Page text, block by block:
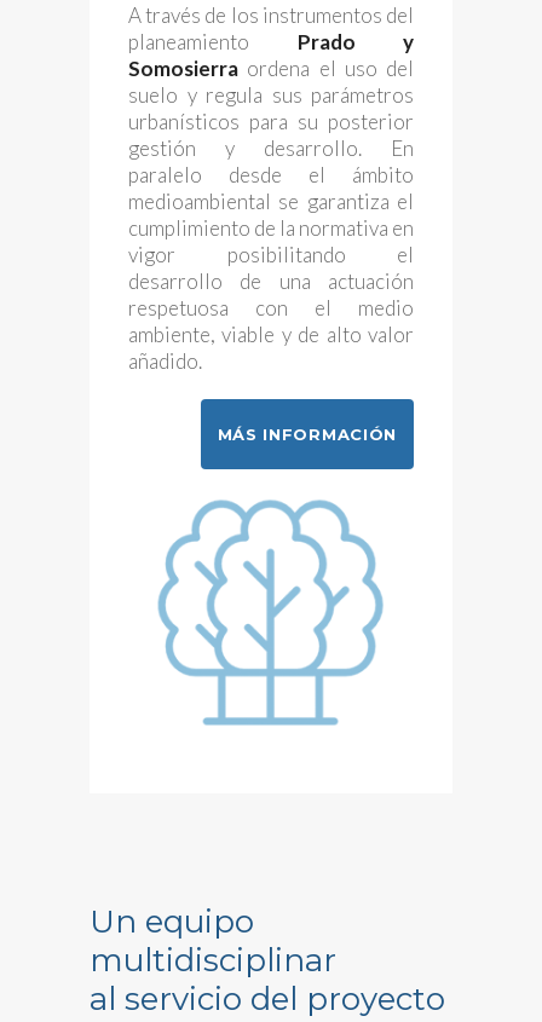
A través de los instrumentos del
planeamiento Prado y
Somosierra ordena el uso del
suelo y regula sus parámetros
urbanísticos para su posterior
gestión y desarrollo. En
paralelo desde el ámbito
medioambiental se garantiza el
cumplimiento de la normativa en
vigor posibilitando el
desarrollo de una actuación
respetuosa con el medio
ambiente, viable y de alto valor
añadido.
MÁS INFORMACIÓN
Un equipo
multidisciplinar
al servicio del proyecto